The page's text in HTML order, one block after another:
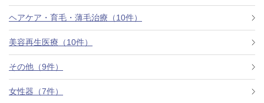
アクセス
西梅田から徒歩2分
ついて
ヘアケア・育毛・薄毛治療（10件）
美容再生医療（10件）
その他（9件）
女性器（7件）